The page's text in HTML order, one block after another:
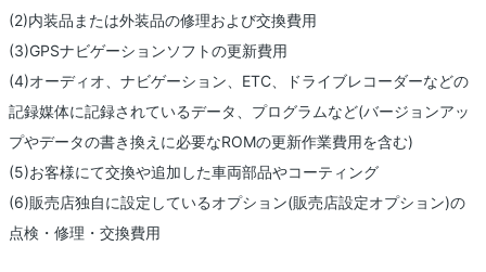
(2)内装品または外装品の修理および交換費用
(3)GPSナビゲーションソフトの更新費用
(4)オーディオ、ナビゲーション、ETC、ドライブレコーダーなどの
記録媒体に記録されているデータ、プログラムなど(バージョンアッ
プやデータの書き換えに必要なROMの更新作業費用を含む)
(5)お客様にて交換や追加した車両部品やコーティング
(6)販売店独自に設定しているオプション(販売店設定オプション)の
点検・修理・交換費用